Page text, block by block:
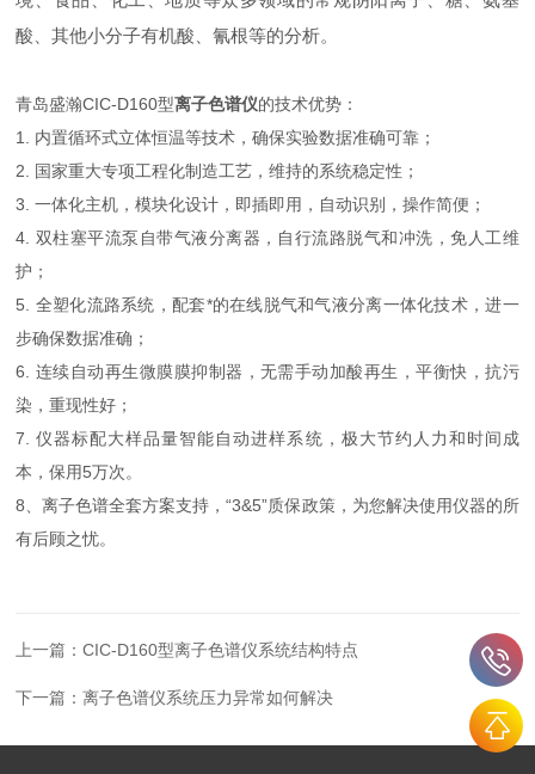
酸、其他小分子有机酸、氰根等的分析。
青岛盛瀚CIC-D160型离子色谱仪的技术优势：
1. 内置循环式立体恒温等技术，确保实验数据准确可靠；
2. 国家重大专项工程化制造工艺，维持的系统稳定性；
3. 一体化主机，模块化设计，即插即用，自动识别，操作简便；
4. 双柱塞平流泵自带气液分离器，自行流路脱气和冲洗，免人工维
护；
5. 全塑化流路系统，配套*的在线脱气和气液分离一体化技术，进一
步确保数据准确；
6. 连续自动再生微膜膜抑制器，无需手动加酸再生，平衡快，抗污
染，重现性好；
7. 仪器标配大样品量智能自动进样系统，极大节约人力和时间成
本，保用5万次。
8、离子色谱全套方案支持，“3&5”质保政策，为您解决使用仪器的所
有后顾之忧。
上一篇：CIC-D160型离子色谱仪系统结构特点
下一篇：离子色谱仪系统压力异常如何解决